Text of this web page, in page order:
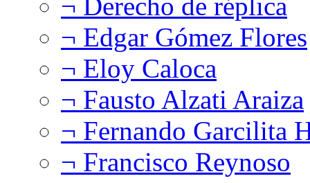
¬ Edgar Gómez Flores
¬ Eloy Caloca
¬ Fausto Alzati Araiza
¬ Fernando Garcilita
¬ Francisco Reynoso